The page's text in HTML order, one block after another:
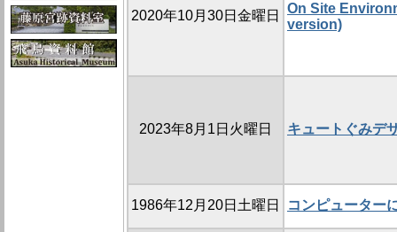
2020年10月30日金曜日
On Site
version)
2023年8月1日火曜日 キュートぐみデ
1986年12月20日土曜日 コンピューター